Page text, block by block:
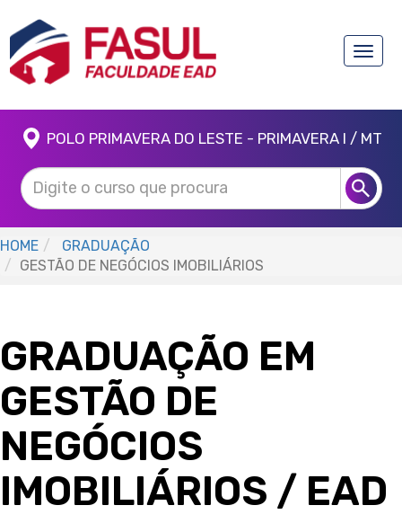
Toggle
POLO PRIMAVERA DO LESTE - PRIMAVERA I / MT
HOME
GRADUAÇÃO
GESTÃO DE NEGÓCIOS IMOBILIÁRIOS
GRADUAÇÃO EM
GESTÃO DE
NEGÓCIOS
IMOBILIÁRIOS / EAD